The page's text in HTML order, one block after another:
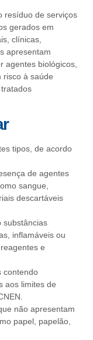
resíduo de serviços
gerados em
clínicas,
apresentam
agentes biológicos,
risco à saúde
tipos, de acordo
de agentes
sangue,
descartáveis
substâncias
inflamáveis ou
e
contendo
aos limites de
não apresentam
papel, papelão,